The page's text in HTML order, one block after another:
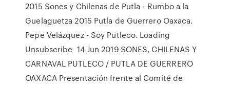
2015 Sones y Chilenas de Putla - Rumbo a la
Guelaguetza 2015 Putla de Guerrero Oaxaca.
Pepe Velázquez - Soy Putleco. Loading
Unsubscribe 14 Jun 2019 SONES, CHILENAS Y
CARNAVAL PUTLECO / PUTLA DE GUERRERO
OAXACA Presentación frente al Comité de